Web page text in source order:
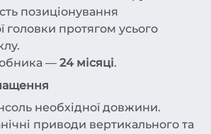
позиціонування
головки протягом усього
— 24 місяці.
необхідної довжини.
приводи вертикального та